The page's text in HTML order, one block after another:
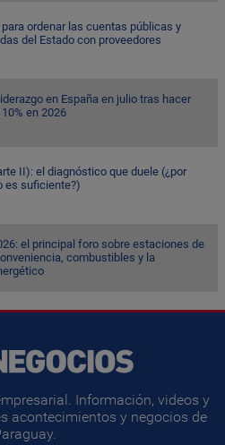
ordenar las cuentas públicas y
del Estado con proveedores
en España en julio tras hacer
en 2026
II): el diagnóstico que duele (¿por
es suficiente?)
el principal foro sobre estaciones de
combustibles y la
Información, videos y
acontecimientos y negocios de